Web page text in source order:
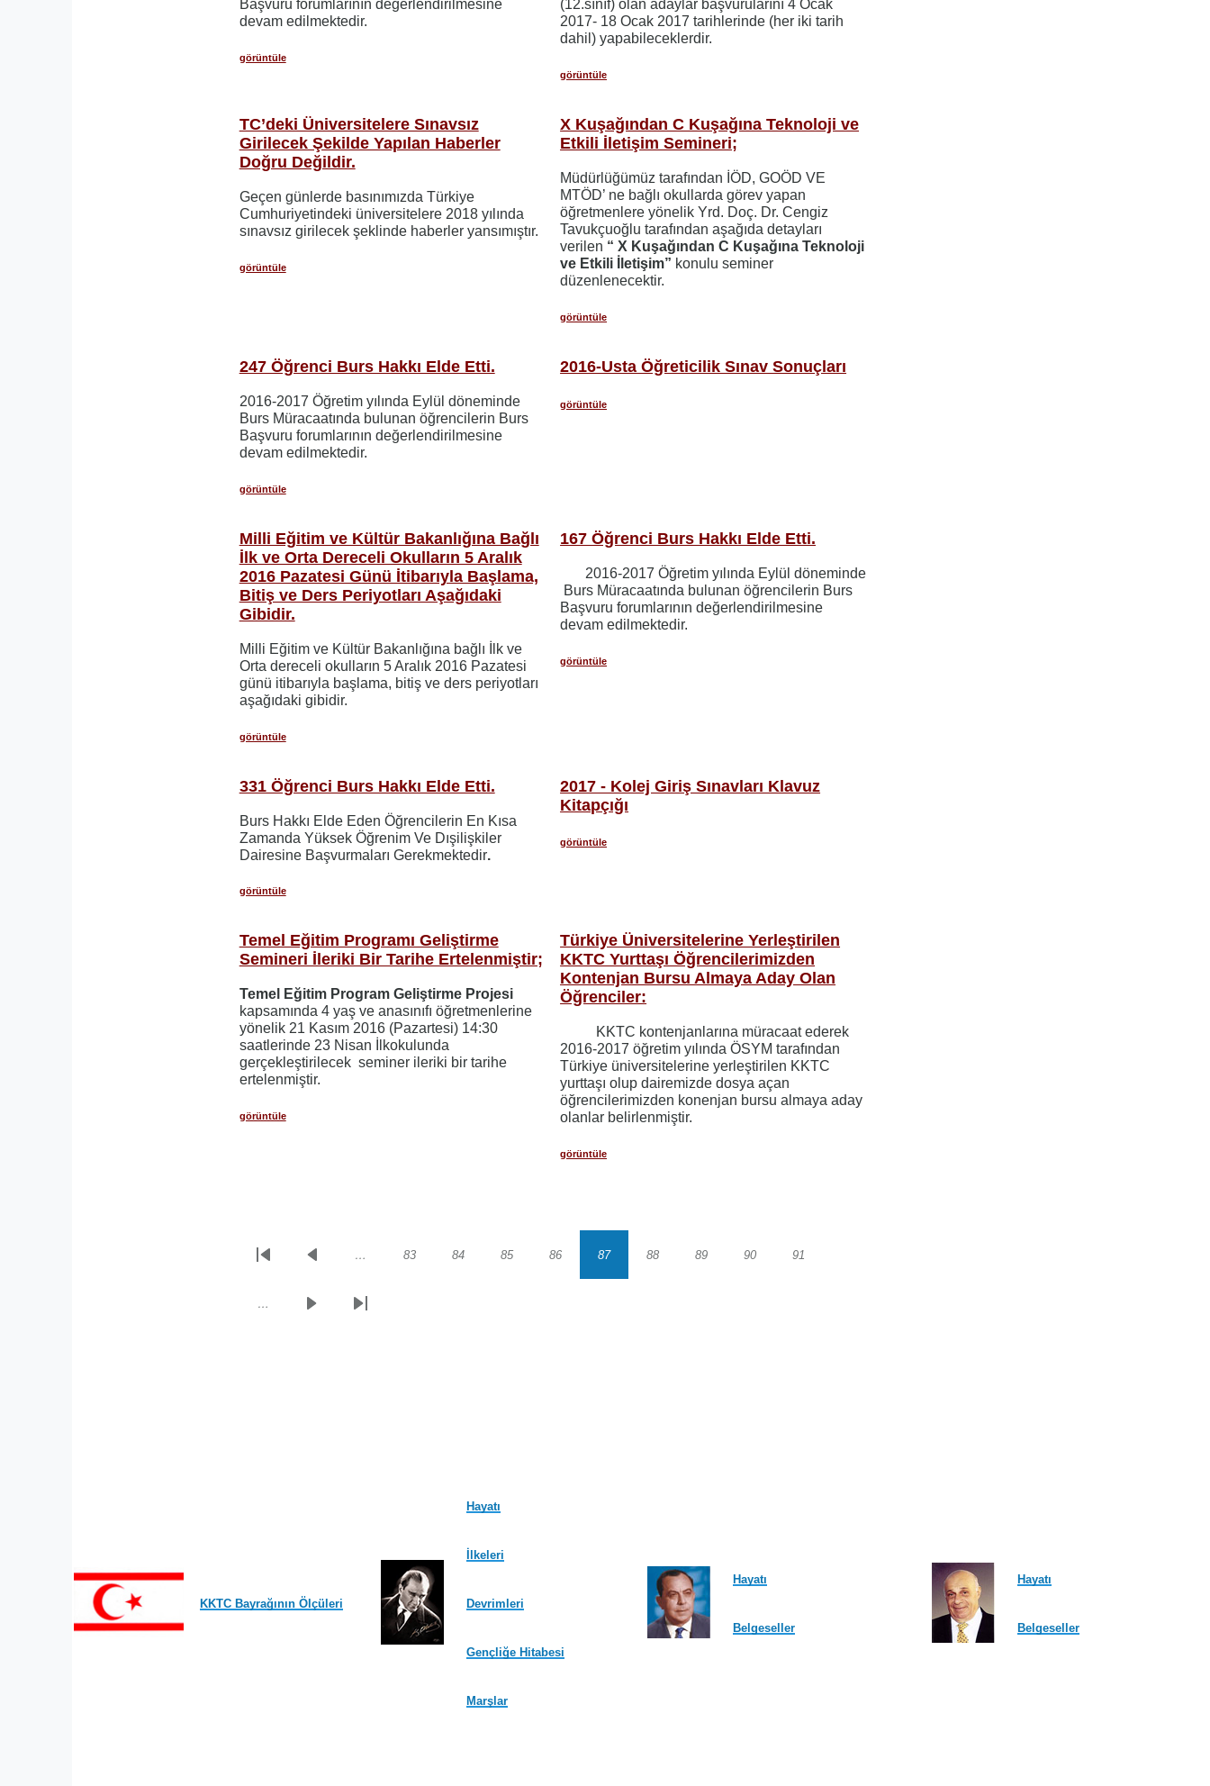
Başvuru forumlarının değerlendirilmesine
devam edilmektedir.
görüntüle
(12.sınıf) olan adaylar başvurularını 4 Ocak
2017- 18 Ocak 2017 tarihlerinde (her iki tarih
dahil) yapabileceklerdir.
görüntüle
TC’deki Üniversitelere Sınavsız
Girilecek Şekilde Yapılan Haberler
Doğru Değildir.
Geçen günlerde basınımızda Türkiye
Cumhuriyetindeki üniversitelere 2018 yılında
sınavsız girilecek şeklinde haberler yansımıştır.
görüntüle
X Kuşağından C Kuşağına Teknoloji ve
Etkili İletişim Semineri;
Müdürlüğümüz tarafından İÖD, GOÖD VE
MTÖD’ ne bağlı okullarda görev yapan
öğretmenlere yönelik Yrd. Doç. Dr. Cengiz
Tavukçuoğlu tarafından aşağıda detayları
verilen “ X Kuşağından C Kuşağına Teknoloji
ve Etkili İletişim” konulu seminer
düzenlenecektir.
görüntüle
247 Öğrenci Burs Hakkı Elde Etti.
2016-2017 Öğretim yılında Eylül döneminde
Burs Müracaatında bulunan öğrencilerin Burs
Başvuru forumlarının değerlendirilmesine
devam edilmektedir.
görüntüle
2016-Usta Öğreticilik Sınav Sonuçları
görüntüle
Milli Eğitim ve Kültür Bakanlığına Bağlı
İlk ve Orta Dereceli Okulların 5 Aralık
2016 Pazatesi Günü İtibarıyla Başlama,
Bitiş ve Ders Periyotları Aşağıdaki
Gibidir.
Milli Eğitim ve Kültür Bakanlığına bağlı İlk ve
Orta dereceli okulların 5 Aralık 2016 Pazatesi
günü itibarıyla başlama, bitiş ve ders periyotları
aşağıdaki gibidir.
görüntüle
167 Öğrenci Burs Hakkı Elde Etti.
2016-2017 Öğretim yılında Eylül döneminde
Burs Müracaatında bulunan öğrencilerin Burs
Başvuru forumlarının değerlendirilmesine
devam edilmektedir.
görüntüle
331 Öğrenci Burs Hakkı Elde Etti.
Burs Hakkı Elde Eden Öğrencilerin En Kısa
Zamanda Yüksek Öğrenim Ve Dışilişkiler
Dairesine Başvurmaları Gerekmektedir.
görüntüle
2017 - Kolej Giriş Sınavları Klavuz
Kitapçığı
görüntüle
Temel Eğitim Programı Geliştirme
Semineri İleriki Bir Tarihe Ertelenmiştir;
Temel Eğitim Program Geliştirme Projesi
kapsamında 4 yaş ve anasınıfı öğretmenlerine
yönelik 21 Kasım 2016 (Pazartesi) 14:30
saatlerinde 23 Nisan İlkokulunda
gerçekleştirilecek seminer ileriki bir tarihe
ertelenmiştir.
görüntüle
Türkiye Üniversitelerine Yerleştirilen
KKTC Yurttaşı Öğrencilerimizden
Kontenjan Bursu Almaya Aday Olan
Öğrenciler:
KKTC kontenjanlarına müracaat ederek
2016-2017 öğretim yılında ÖSYM tarafından
Türkiye üniversitelerine yerleştirilen KKTC
yurttaşı olup dairemizde dosya açan
öğrencilerimizden konenjan bursu almaya aday
olanlar belirlenmiştir.
görüntüle
Sayfalama
İlk
Önceki
… Sayfa
83 Sayfa
84 Sayfa
85 Sayfa
86 Sayfa
87 Sayfa
88 Sayfa
89 Sayfa
90 Sayfa
91
…
Sonraki
Son
KKTC Bayrağının Ölçüleri
Hayatı
İlkeleri
Devrimleri
Gençliğe Hitabesi
Marşlar
Hayatı
Belgeseller
Hayatı
Belgeseller